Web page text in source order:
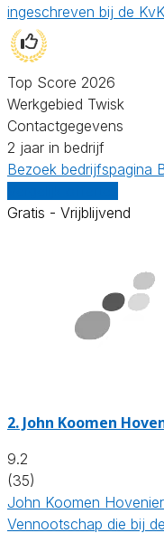
ingeschreven bij de
Top Score 2026
Werkgebied Twisk
Contactgegevens
2 jaar in bedrijf
Bezoek bedrijfspagina
Gratis - Vrijblijvend
2. John Koomen
9.2
(35)
John Koomen
Vennootschap die bij